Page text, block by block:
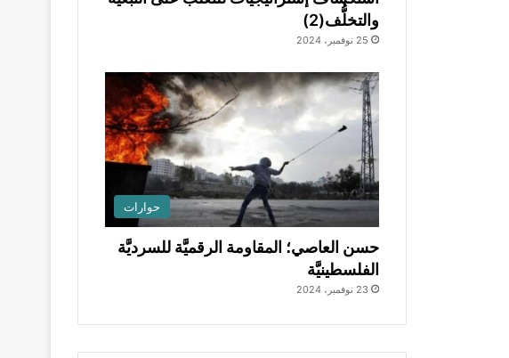
والتخلُّف(2)
25 نوفمبر، 2024
حوارات
حسن العاصي؛ المقاومة الرقميَّة للسرديَّة
الفلسطينيَّة
23 نوفمبر، 2024